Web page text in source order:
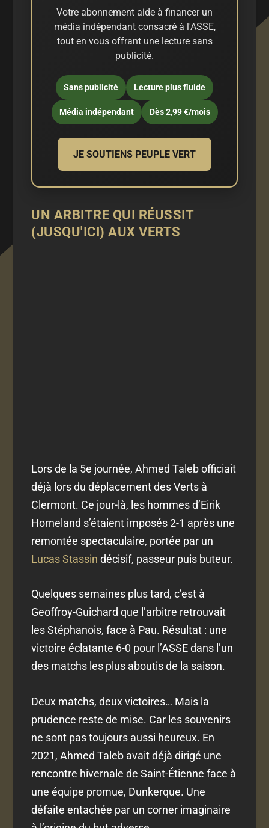
Votre abonnement aide à financer un
média indépendant consacré à l'ASSE,
tout en vous offrant une lecture sans
publicité.
Sans publicité Lecture plus fluide
Média indépendant Dès 2,99 €/mois
JE SOUTIENS PEUPLE VERT
UN ARBITRE QUI RÉUSSIT
(JUSQU'ICI) AUX VERTS
Lors de la 5e journée, Ahmed Taleb officiait
déjà lors du déplacement des Verts à
Clermont. Ce jour-là, les hommes d’Eirik
Horneland s’étaient imposés 2-1 après une
remontée spectaculaire, portée par un
Lucas Stassin décisif, passeur puis buteur.
Quelques semaines plus tard, c’est à
Geoffroy-Guichard que l’arbitre retrouvait
les Stéphanois, face à Pau. Résultat : une
victoire éclatante 6-0 pour l’ASSE dans l’un
des matchs les plus aboutis de la saison.
Deux matchs, deux victoires… Mais la
prudence reste de mise. Car les souvenirs
ne sont pas toujours aussi heureux. En
2021, Ahmed Taleb avait déjà dirigé une
rencontre hivernale de Saint-Étienne face à
une équipe promue, Dunkerque. Une
défaite entachée par un corner imaginaire